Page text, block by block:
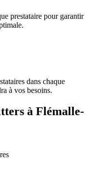
prestataire pour garantir
dans chaque
à vos besoins.
à Flémalle-